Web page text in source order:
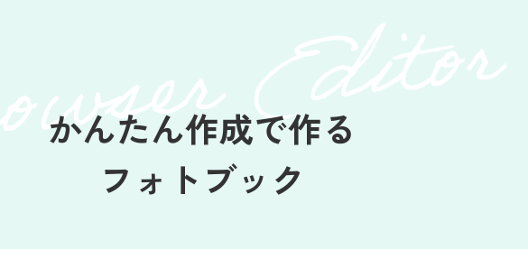
かんたん作成で作る
フォトブック